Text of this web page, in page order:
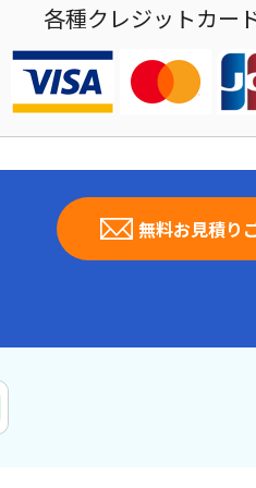
各種クレジットカー
無料お見積り